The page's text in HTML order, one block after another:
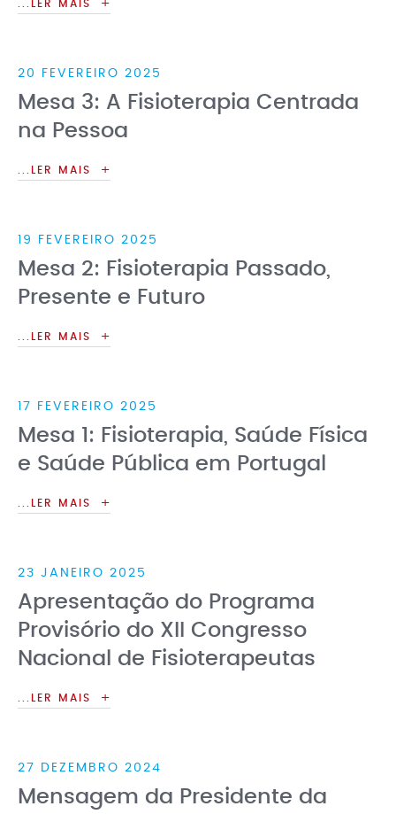
...LER MAIS
20 FEVEREIRO 2025
Mesa 3: A Fisioterapia Centrada
na Pessoa
...LER MAIS
19 FEVEREIRO 2025
Mesa 2: Fisioterapia Passado,
Presente e Futuro
...LER MAIS
17 FEVEREIRO 2025
Mesa 1: Fisioterapia, Saúde Física
e Saúde Pública em Portugal
...LER MAIS
23 JANEIRO 2025
Apresentação do Programa
Provisório do XII Congresso
Nacional de Fisioterapeutas
...LER MAIS
27 DEZEMBRO 2024
Mensagem da Presidente da